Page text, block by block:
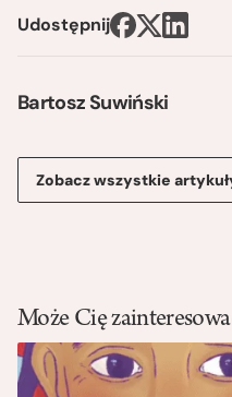
Bartosz Suwiński
Zobacz wszystkie
Udostępnij
Może Cię